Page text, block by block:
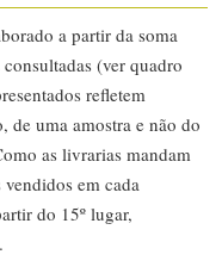
a partir da soma
(ver quadro
refletem
de uma amostra e não do
as livrarias mandam
em cada
do 15º lugar,